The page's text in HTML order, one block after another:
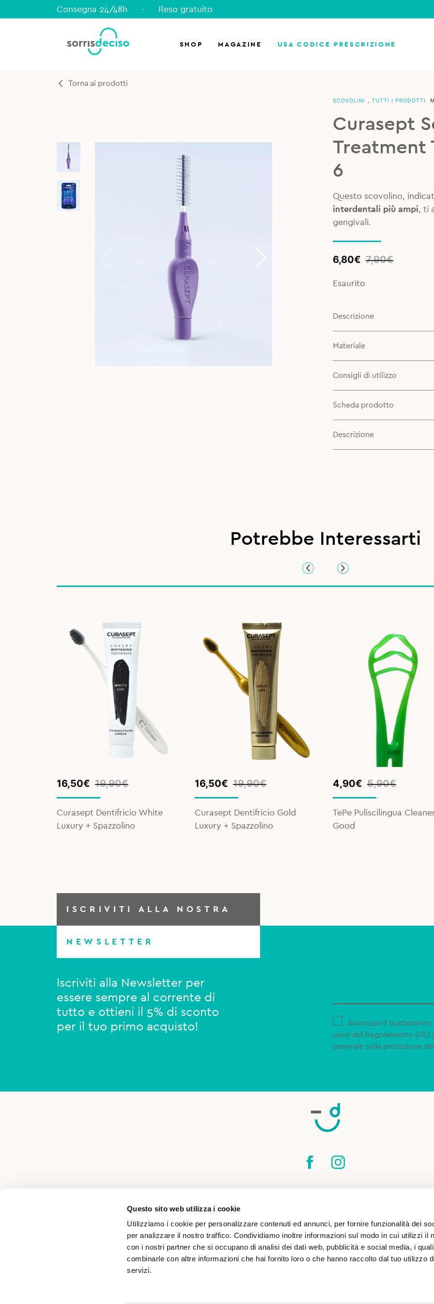
Questo sito web utilizza i cookie
Utilizziamo i cookie per personalizzare contenuti ed annunci, per fornire funzionalità dei
per analizzare il nostro traffico. Condividiamo inoltre informazioni sul modo in cui utilizzi il
con i nostri partner che si occupano di analisi dei dati web, pubblicità e social media, i
combinarle con altre informazioni che hai fornito loro o che hanno raccolto dal tuo utilizzo
servizi.
Consegna 24/48h - Reso gratuito
SHOP MAGAZINE USA CODICE PRESCRIZIONE
Torna ai prodotti
SCOVOLINI , TUTTI I PRODOTTI
Curasept
Treatment
6
Questo scovolino,
interdentali più ampi, ti
gengivali.
7,90€
Original
was:
6,80€
Current
is:
Esaurito
Descrizione
Materiale
Consigli di utilizzo
Scheda prodotto
Descrizione
Potrebbe Interessarti
19,90€
Original
price
19,90€.
16,50€
Current
price
16,50€.
Curasept Dentifricio White
Luxury + Spazzolino
19,90€
Original
price
19,90€.
16,50€
Current
price
16,50€.
Curasept Dentifricio Gold
Luxury + Spazzolino
5,90€
Original
price
5,90€.
4,90€
Current
price
4,90€.
TePe Puliscilingua
Good
ISCRIVITI ALLA NOSTRA
NEWSLETTER
Iscriviti alla Newsletter per
essere sempre al corrente di
tutto e ottieni il 5% di sconto
per il tuo primo acquisto!
Autorizzo il trattamento
sensi del Regolamento
generale sulla protezione